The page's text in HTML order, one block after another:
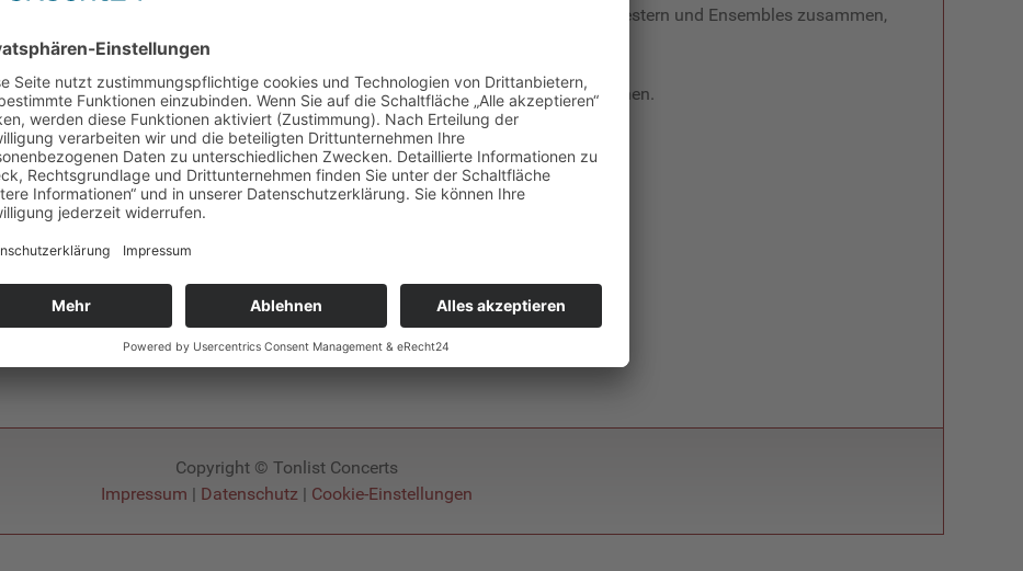
Projekte arbeiten wir mit ausgewählten und hochkarätigen Solisten, Orchestern und Ensembles zusammen,
mit denen schon langjährige Kooperationen bestehen.
Unsere neue Website ist bereits in Arbeit und wird Anfang 2026 online gehen.
Copyright © Tonlist Concerts
Impressum | Datenschutz| Cookie-Einstellungen